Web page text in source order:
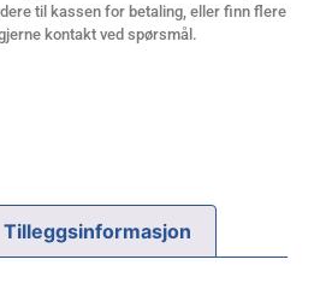
til kassen for betaling, eller finn flere
kontakt ved spørsmål.
Tilleggsinformasjon